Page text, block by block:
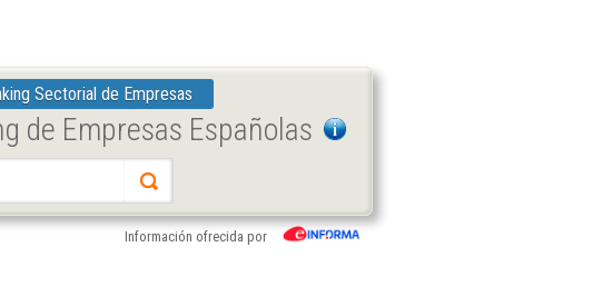
Sectorial de Empresas
de Empresas Españolas
Información ofrecida por